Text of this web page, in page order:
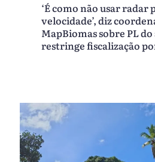
‘É como não usar
velocidade’, diz
MapBiomas sobre PL
restringe fiscalização